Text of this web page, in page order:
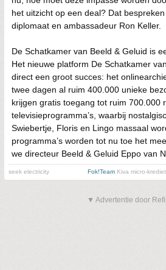
het uitzicht op een deal? Dat
diplomaat en ambassadeur Ron Keller.
De Schatkamer van Beeld & Geluid is
Het nieuwe platform De Schatkamer
direct een groot succes: het
twee dagen al ruim 400.000 unieke
krijgen gratis toegang tot ruim 700.000
televisieprogramma’s, waarbij
Swiebertje, Floris en Lingo massaal
programma’s worden tot nu toe het
we directeur Beeld & Geluid Eppo van
seek electricity Fok!Team Kiva micro-
▼ Advertentie door